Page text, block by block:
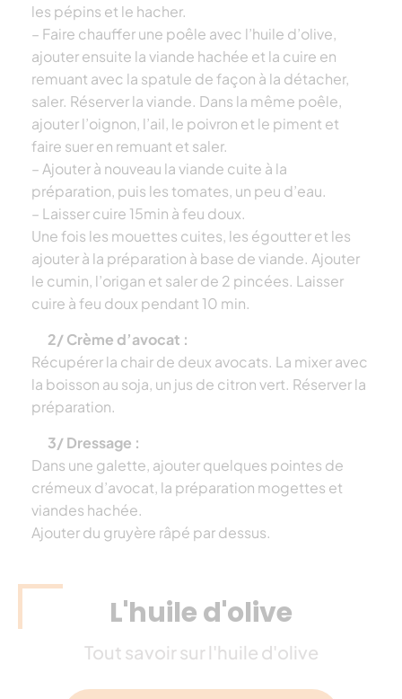
les pépins et le hacher.
– Faire chauffer une poêle avec l’huile d’olive,
ajouter ensuite la viande hachée et la cuire en
remuant avec la spatule de façon à la détacher,
saler. Réserver la viande. Dans la même poêle,
ajouter l’oignon, l’ail, le poivron et le piment et
faire suer en remuant et saler.
– Ajouter à nouveau la viande cuite à la
préparation, puis les tomates, un peu d’eau.
– Laisser cuire 15min à feu doux.
Une fois les mouettes cuites, les égoutter et les
ajouter à la préparation à base de viande. Ajouter
le cumin, l’origan et saler de 2 pincées. Laisser
cuire à feu doux pendant 10 min.
2/ Crème d’avocat :
Récupérer la chair de deux avocats. La mixer avec
la boisson au soja, un jus de citron vert. Réserver la
préparation.
3/ Dressage :
Dans une galette, ajouter quelques pointes de
crémeux d’avocat, la préparation mogettes et
viandes hachée.
Ajouter du gruyère râpé par dessus.
L'huile d'olive
Tout savoir sur l'huile d'olive